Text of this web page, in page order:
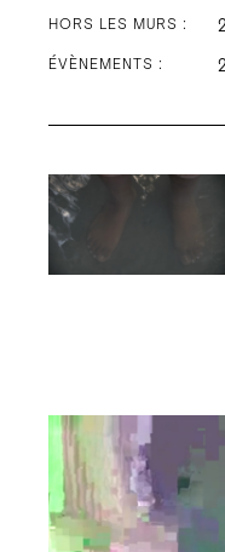
HORS LES MURS :
ÉVÈNEMENTS :